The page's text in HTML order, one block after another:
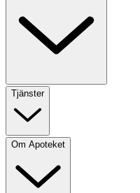
Tjänster
Om Apoteket